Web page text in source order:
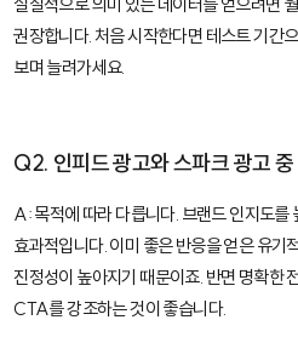
권장합니다. 처음 시작한다면 테스트 기간
보며 늘려가세요.
Q2. 인피드 광고와 스파크 광고
A: 목적에 따라 다릅니다. 브랜드 인지도를
효과적입니다. 이미 좋은 반응을 얻은 유기
진정성이 높아지기 때문이죠. 반면 명확한
CTA를 강조하는 것이 좋습니다.